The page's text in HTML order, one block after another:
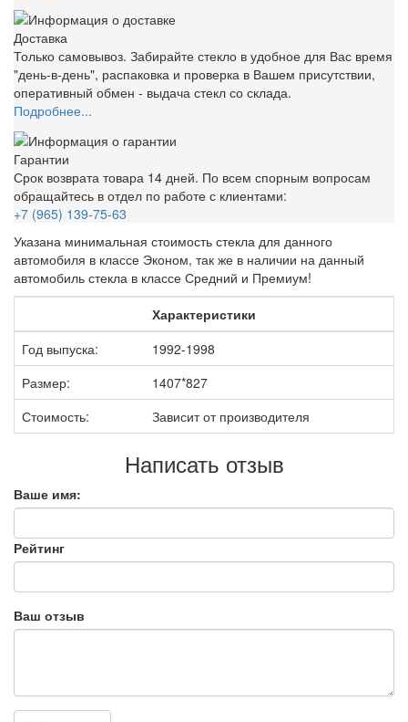
Доставка
Только самовывоз. Забирайте стекло в удобное для Вас время
"день-в-день", распаковка и проверка в Вашем присутствии,
оперативный обмен - выдача стекл со склада.
Подробнее...
Гарантии
Срок возврата товара 14 дней. По всем спорным вопросам
обращайтесь в отдел по работе с клиентами:
+7 (965) 139-75-63
Указана минимальная стоимость стекла для данного
автомобиля в классе Эконом, так же в наличии на данный
автомобиль стекла в классе Средний и Премиум!
Характеристики
Год выпуска:
1992-1998
Размер:
1407*827
Стоимость:
Зависит от производителя
Написать отзыв
Ваше имя:
Рейтинг
Ваш отзыв